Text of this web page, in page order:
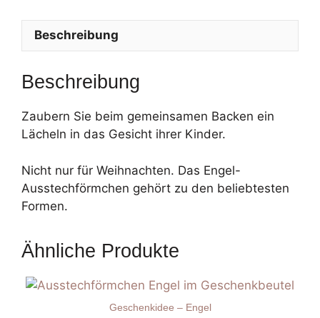
Beschreibung
Beschreibung
Zaubern Sie beim gemeinsamen Backen ein
Lächeln in das Gesicht ihrer Kinder.
Nicht nur für Weihnachten. Das Engel-
Ausstechförmchen gehört zu den beliebtesten
Formen.
Ähnliche Produkte
Geschenkidee – Engel